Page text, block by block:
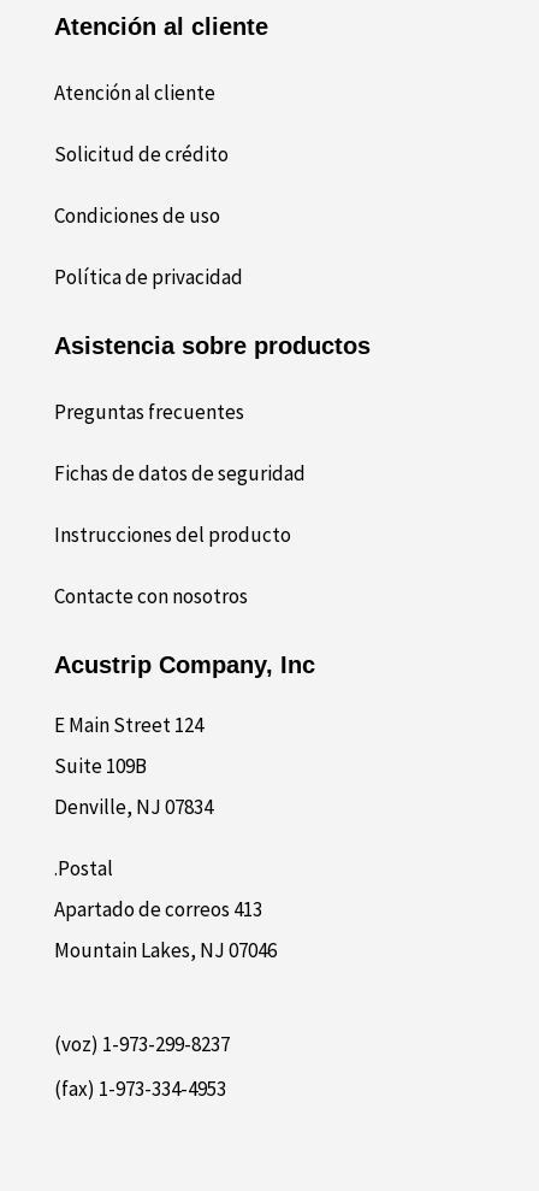
Atención al cliente
Atención al cliente
Solicitud de crédito
Condiciones de uso
Política de privacidad
Asistencia sobre productos
Preguntas frecuentes
Fichas de datos de seguridad
Instrucciones del producto
Contacte con nosotros
Acustrip Company, Inc
124 E Main Street
Suite 109B
Denville, NJ 07834
Postal.
Apartado de correos 413
Mountain Lakes, NJ 07046
1-973-299-8237 (voz)
1-973-334-4953 (fax)